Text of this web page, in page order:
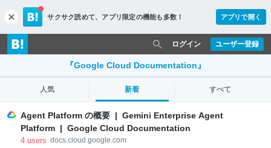
c
l
o
s
サクサク読めて、 アプリ限定の機能も多数！ アプリで開く
ユーザー登録
ログイン
『Google Cloud Documentation』
人気 新着 すべて
Agent Platform の概要 | Gemini Enterprise Agent
Platform | Google Cloud Documentation
4 users docs.cloud.google.com